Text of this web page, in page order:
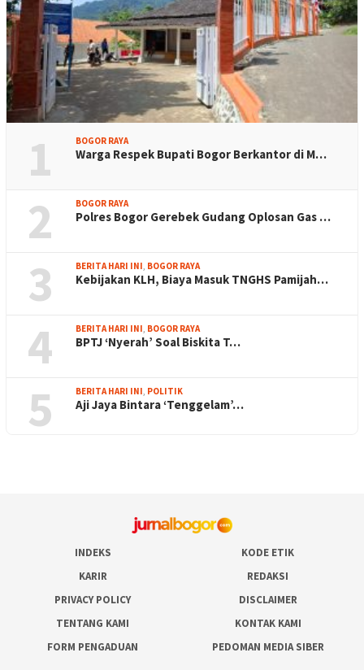
1 BOGOR RAYA
Warga Respek Bupati Bogor Berkantor di M…
2 BOGOR RAYA
Polres Bogor Gerebek Gudang Oplosan Gas …
3 BERITA HARI INI, BOGOR RAYA
Kebijakan KLH, Biaya Masuk TNGHS Pamijah…
4 BERITA HARI INI, BOGOR RAYA
BPTJ ‘Nyerah’ Soal Biskita T…
5 BERITA HARI INI, POLITIK
Aji Jaya Bintara ‘Tenggelam’…
INDEKS
KODE ETIK
KARIR
REDAKSI
PRIVACY POLICY
DISCLAIMER
TENTANG KAMI
KONTAK KAMI
FORM PENGADUAN
PEDOMAN MEDIA SIBER